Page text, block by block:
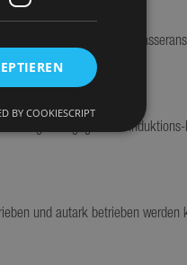
und Ablaufsystem (kein
Handgriffen gegen das
und autark betrieben werden
BY COOKIESCRIPT